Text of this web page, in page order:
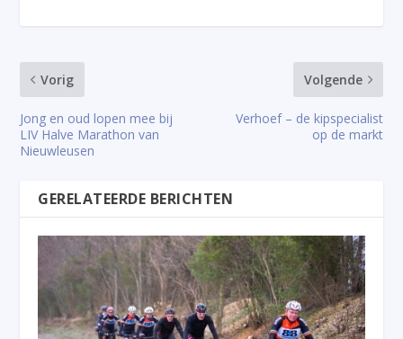
Vorig
Jong en oud lopen mee bij
LIV Halve Marathon van
Nieuwleusen
Volgende
Verhoef – de kipspecialist
op de markt
GERELATEERDE BERICHTEN